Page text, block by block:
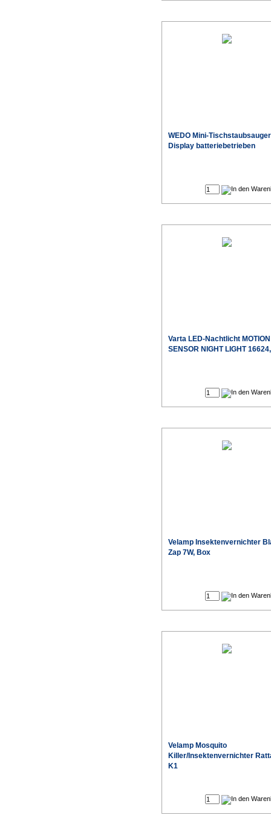
WEDO Mini-
Display batteriebetrieben
Varta LED-Nachtlicht MOTION
SENSOR NIGHT LIGHT
Velamp Insektenvernichter
Zap 7W, Box
Velamp Mosquito
Killer/Insektenvernichter
K1